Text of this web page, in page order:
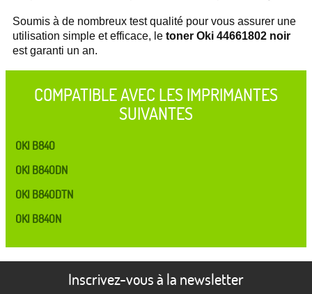
Soumis à de nombreux test qualité pour vous assurer une
utilisation simple et efficace, le toner Oki 44661802 noir
est garanti un an.
COMPATIBLE AVEC LES IMPRIMANTES
SUIVANTES
OKI B840
OKI B840DN
OKI B840DTN
OKI B840N
Inscrivez-vous à la newsletter